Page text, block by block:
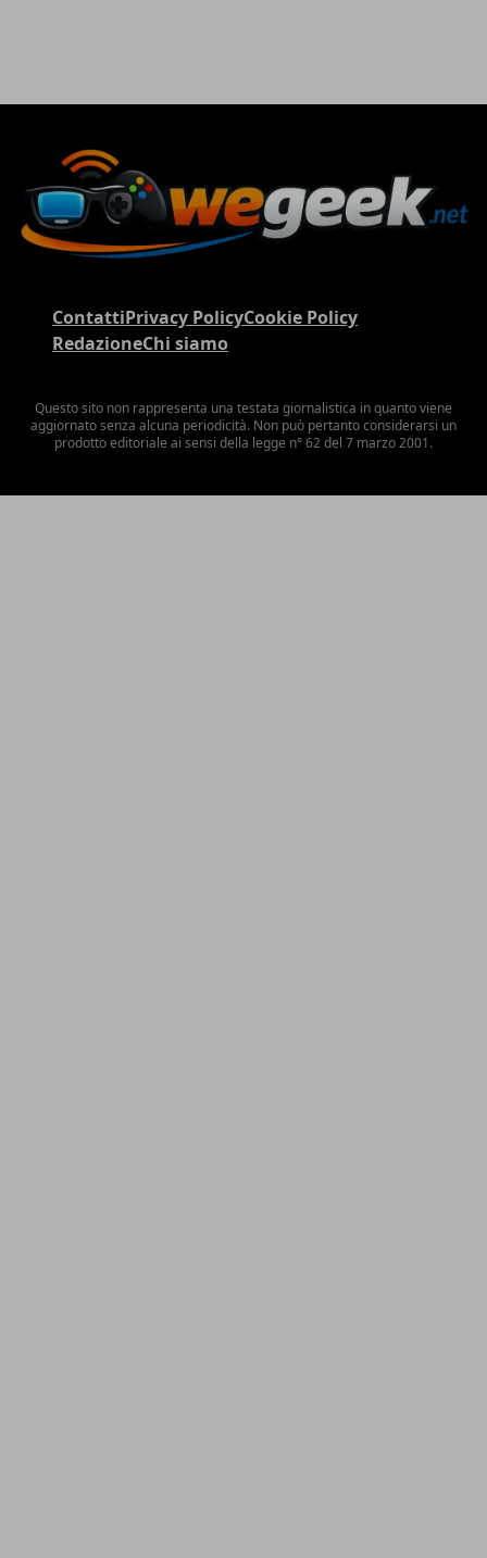
ContattiPrivacy PolicyCookie Policy
RedazioneChi siamo
Questo sito non rappresenta una testata giornalistica in quanto viene
aggiornato senza alcuna periodicità. Non può pertanto considerarsi un
prodotto editoriale ai sensi della legge n° 62 del 7 marzo 2001.